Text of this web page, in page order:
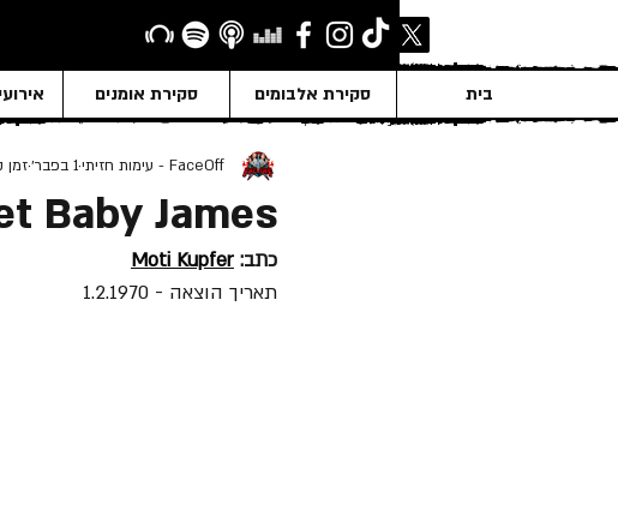
בית סקירת אלבומים סקירת אומנים
Baby James
FaceOff - עימות חזיתי 1 בפבר׳ זמן
כתב: Moti Kupfer
תאריך הוצאה - 1.2.1970